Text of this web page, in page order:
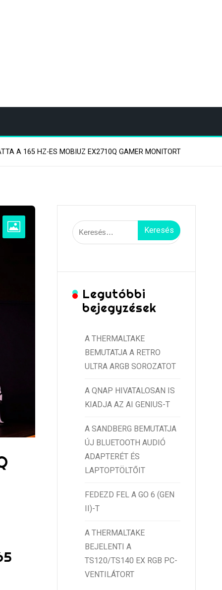
A 165 HZ-ES MOBIUZ EX2710Q GAMER MONITORT
Keresés:
Legutóbbi
bejegyzések
A THERMALTAKE
BEMUTATJA A RETRO
ULTRA ARGB SOROZATOT
A QNAP HIVATALOSAN IS
KIADJA AZ AI GENIUS-T
A SANDBERG BEMUTATJA
ÚJ BLUETOOTH AUDIÓ
ADAPTERÉT ÉS
LAPTOPTÖLTŐIT
FEDEZD FEL A GO 6 (GEN
II)-T
A THERMALTAKE
BEJELENTI A
TS120/TS140 EX RGB PC-
VENTILÁTORT